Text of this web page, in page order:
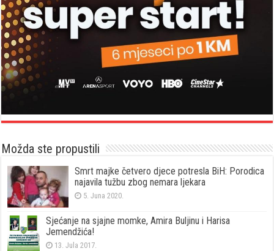
Možda ste propustili
Smrt majke četvero djece potresla BiH: Porodica
najavila tužbu zbog nemara ljekara
5. Juna 2020.
Sjećanje na sjajne momke, Amira Buljinu i Harisa
Jemendžića!
13. Jula 2017.